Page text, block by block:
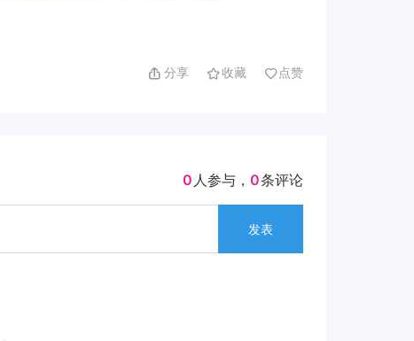
分享 收藏 点赞
0 人参与 ， 0条评论
发表